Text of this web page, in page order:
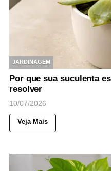
JARDINAGEM
Por que sua suculenta
resolver
10/07/2026
Veja Mais